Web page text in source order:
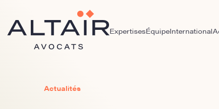
ExpertisesÉquipeInternational
Actualités